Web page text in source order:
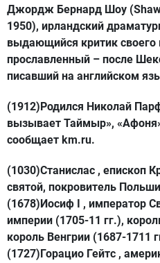
Джордж Бернард Шоу
1950), ирландский
выдающийся критик
прославленный – после
писавший на английском
(1912)Родился Николай
вызывает Таймыр»,
сообщает km.ru.
(1030)Станислас , епископ
святой, покровитель Польши
(1678)Иосиф I , император
империи (1705-11 гг.),
король Венгрии (1687-1711
(1727)Горацио Гейтс ,